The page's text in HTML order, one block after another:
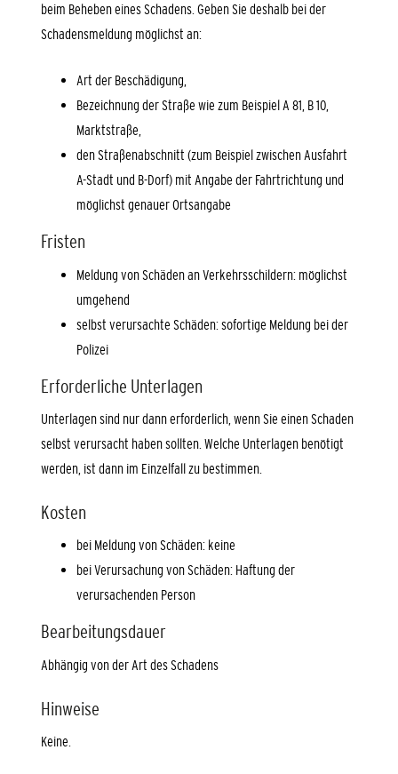
beim Beheben eines Schadens. Geben Sie deshalb bei der
Schadensmeldung möglichst an:
Art der Beschädigung,
Bezeichnung der Straße wie zum Beispiel A 81, B 10,
Marktstraße
den Straßenabschnitt (zum Beispiel zwischen Ausfahrt
A-Stadt und B-Dorf) mit Angabe der Fahrtrichtung und
möglichst genauer Ortsangabe
Fristen
Meldung von Schäden an Verkehrsschildern: möglichst
umgehend
selbst verursachte Schäden: sofortige Meldung bei der
Polizei
Erforderliche Unterlagen
Unterlagen sind nur dann erforderlich, wenn Sie einen Schaden
selbst verursacht haben sollten. Welche Unterlagen benötigt
werden, ist dann im Einzelfall zu bestimmen.
Kosten
bei Meldung von Schäden: keine
bei Verursachung von Schäden: Haftung der
verursachenden Person
Bearbeitungsdauer
Abhängig von der Art des Schadens
Hinweise
Keine.